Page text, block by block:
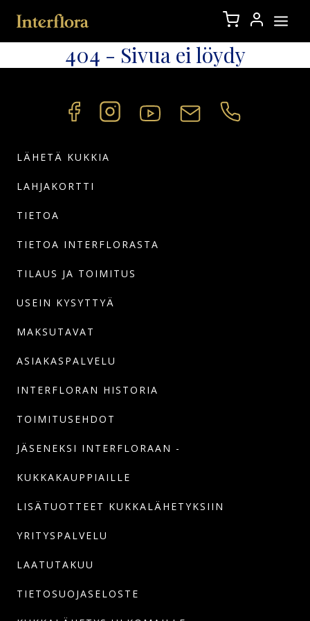
404 - Sivua ei löydy
LÄHETÄ KUKKIA
LAHJAKORTTI
TIETOA
TIETOA INTERFLORASTA
TILAUS JA TOIMITUS
USEIN KYSYTTYÄ
MAKSUTAVAT
ASIAKASPALVELU
INTERFLORAN HISTORIA
TOIMITUSEHDOT
JÄSENEKSI INTERFLORAAN -
KUKKAKAUPPIAILLE
LISÄTUOTTEET KUKKALÄHETYKSIIN
YRITYSPALVELU
LAATUTAKUU
TIETOSUOJASELOSTE